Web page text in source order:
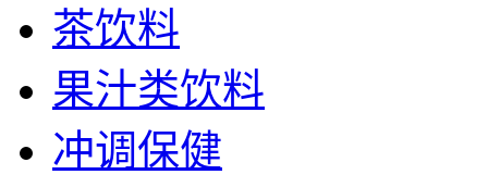
茶饮料
果汁类饮料
冲调保健